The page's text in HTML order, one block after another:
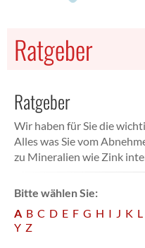
Ratgeber
Ratgeber
Wir haben für Sie die
Alles was Sie vom
zu Mineralien wie Zink
Bitte wählen Sie:
A B C D E F G H I J K L
Y Z